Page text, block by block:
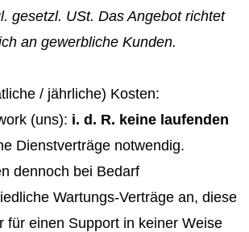
gesetzl. USt. Das Angebot richtet
an gewerbliche Kunden.
/ jährliche) Kosten:
(uns): i. d. R. keine laufenden
Dienstverträge notwendig.
dennoch bei Bedarf
Wartungs-Verträge an, diese
für einen Support in keiner Weise